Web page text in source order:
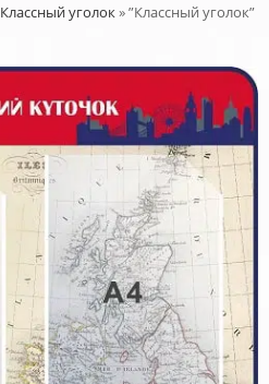
Классный уголок»”Классный уголок”